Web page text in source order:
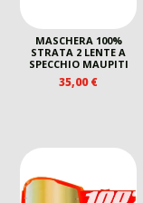
MASCHERA 100%
STRATA 2 LENTE A
SPECCHIO MAUPITI
35,00€